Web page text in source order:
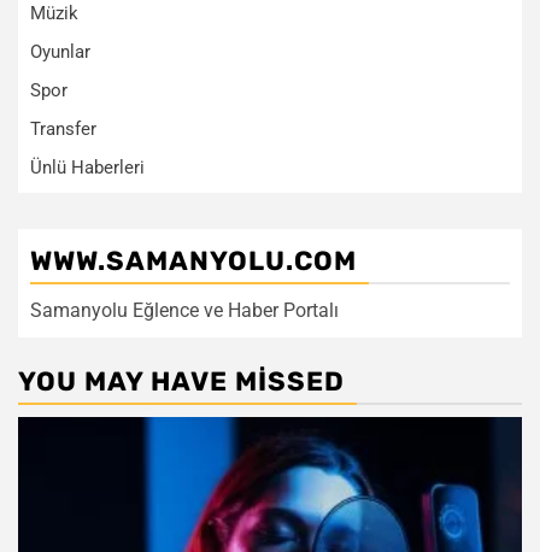
Müzik
Oyunlar
Spor
Transfer
Ünlü Haberleri
WWW.SAMANYOLU.COM
Samanyolu Eğlence ve Haber Portalı
YOU MAY HAVE MISSED